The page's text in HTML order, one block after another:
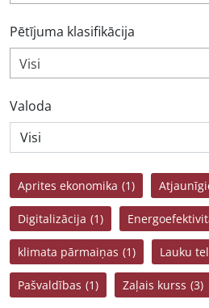
Pētījuma klasifikācija
Visi
Valoda
Aprites ekonomika (1)
Digitalizācija (1)
klimata pārmaiņas (1) Lauku
Pašvaldības (1) Zaļais kurss (3)